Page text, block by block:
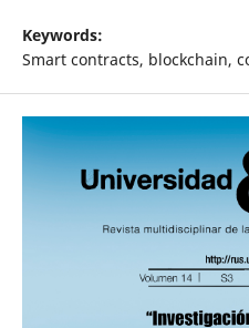
Keywords:
Smart contracts, blockchain,